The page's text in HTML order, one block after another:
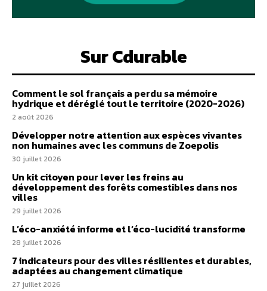
Sur Cdurable
Comment le sol français a perdu sa mémoire
hydrique et déréglé tout le territoire (2020-2026)
2 août 2026
Développer notre attention aux espèces vivantes
non humaines avec les communs de Zoepolis
30 juillet 2026
Un kit citoyen pour lever les freins au
développement des forêts comestibles dans nos
villes
29 juillet 2026
L’éco-anxiété informe et l’éco-lucidité transforme
28 juillet 2026
7 indicateurs pour des villes résilientes et durables,
adaptées au changement climatique
27 juillet 2026